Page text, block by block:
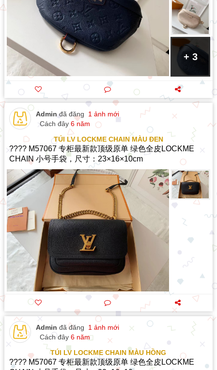
+ 3
Admin đã đăng 1 ảnh mới
Cách đây 6 năm
TÚI LV LOCKME CHAIN MÀU ĐEN
???? M57067 专柜最新款顶级原单 绿色全皮LOCKME
CHAIN 小号手袋，尺寸：23×16×10cm
Admin đã đăng 1 ảnh mới
Cách đây 6 năm
TÚI LV LOCKME CHAIN MÀU HỒNG
???? M57067 专柜最新款顶级原单 绿色全皮LOCKME